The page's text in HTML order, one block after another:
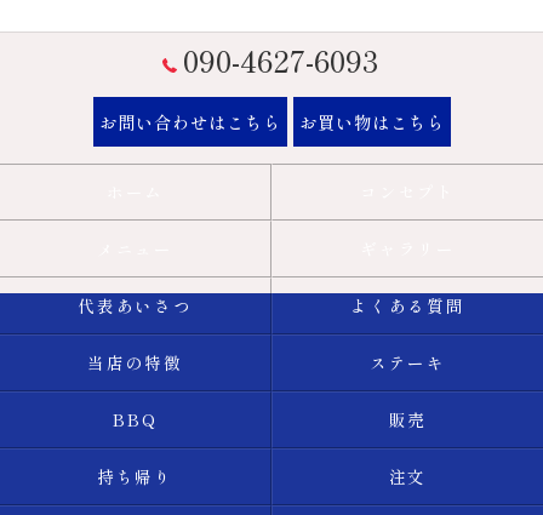
090-4627-6093
お問い合わせはこちら お買い物はこちら
代表あいさつ よくある質問
当店の特徴 ステーキ
BBQ 販売
持ち帰り 注文